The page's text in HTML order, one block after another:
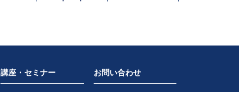
講座・セミナー お問い合わせ